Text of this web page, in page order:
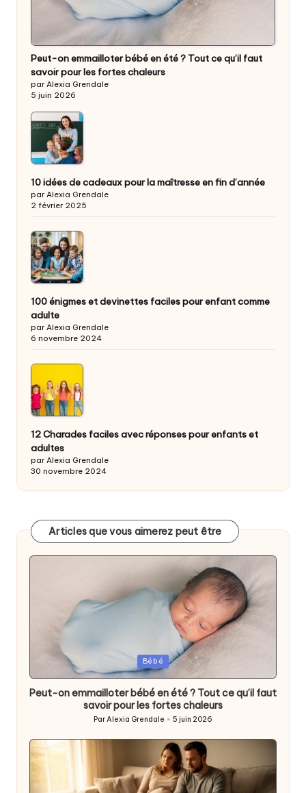
Peut-on emmailloter bébé en été ? Tout ce qu’il faut
savoir pour les fortes chaleurs
par Alexia Grendale
5 juin 2026
10 idées de cadeaux pour la maîtresse en fin d’année
par Alexia Grendale
2 février 2025
100 énigmes et devinettes faciles pour enfant comme
adulte
par Alexia Grendale
6 novembre 2024
12 Charades faciles avec réponses pour enfants et
adultes
par Alexia Grendale
30 novembre 2024
Articles que vous aimerez peut être
Posted
Bébé
Peut-on emmailloter bébé en été ? Tout ce qu’il faut
savoir pour les fortes chaleurs
Posted
ParAlexia Grendale 5 juin 2026